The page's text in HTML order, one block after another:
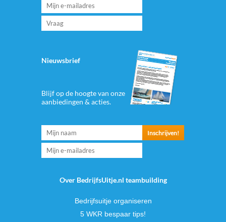
Nieuwsbrief
Blijf op de hoogte van onze
aanbiedingen & acties.
Over BedrijfsUitje.nl teambuilding
Bedrijfsuitje organiseren
5 WKR bespaar tips!